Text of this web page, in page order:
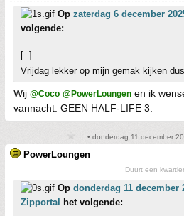
Op zaterdag 6 december
volgende:
[..]
Vrijdag lekker op mijn gemak kijken dus
Wij @Coco @PowerLoungen en ik
vannacht. GEEN HALF-LIFE 3.
• donderdag 11 december
PowerLoungen
Duurt een
Op donderdag 11 december
Zipportal het volgende: